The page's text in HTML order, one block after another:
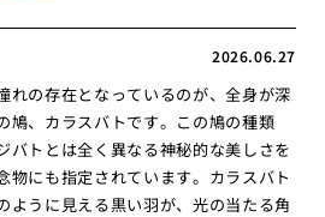
2026.06.27
れの存在となっているのが、全身が深
鳩、カラスバトです。この鳩の種類
バトとは全く異なる神秘的な美しさを
物にも指定されています。カラスバト
ように見える黒い羽が、光の当たる角